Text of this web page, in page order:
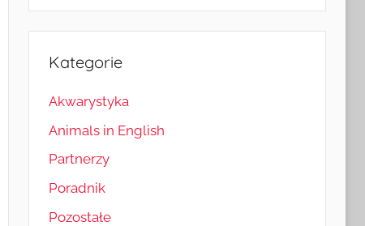
Kategorie
Akwarystyka
Animals in English
Partnerzy
Poradnik
Pozostałe